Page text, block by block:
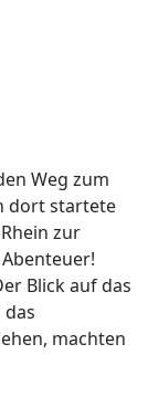
Weg zum
dort startete
zur
Blick auf das
machten